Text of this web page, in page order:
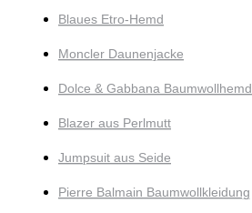
Blaues Etro-Hemd
Moncler Daunenjacke
Dolce & Gabbana Baumwollhemd
Blazer aus Perlmutt
Jumpsuit aus Seide
Pierre Balmain Baumwollkleidung